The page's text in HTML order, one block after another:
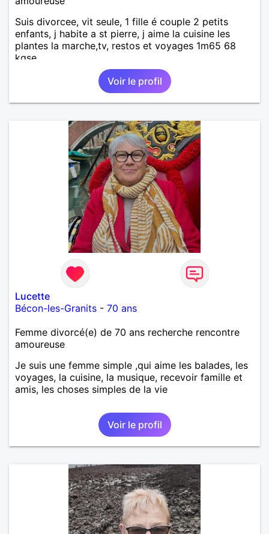
Suis divorcee, vit seule, 1 fille é couple 2 petits
enfants, j habite a st pierre, j aime la cuisine les
plantes la marche,tv, restos et voyages 1m65 68
kgse
Voir le profil
Lucette
Bécon-les-Granits - 70 ans
Femme divorcé(e) de 70 ans recherche rencontre
amoureuse
Je suis une femme simple ,qui aime les balades, les
voyages, la cuisine, la musique, recevoir famille et
amis, les choses simples de la vie
Voir le profil